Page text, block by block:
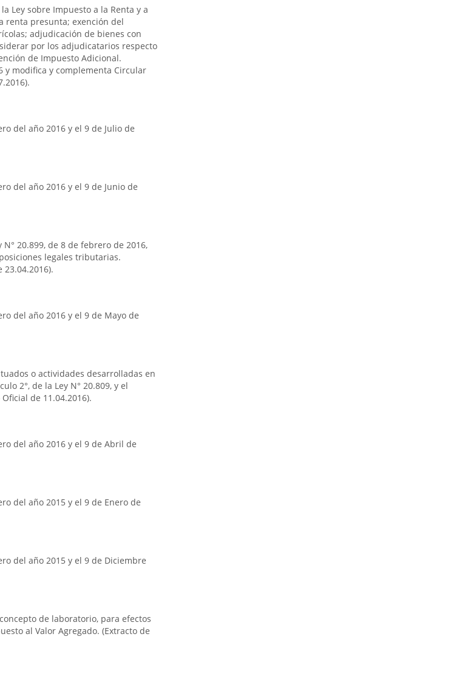
Ley sobre Impuesto a la Renta y a
renta presunta; exención del
adjudicación de bienes con
por los adjudicatarios respecto
de Impuesto Adicional.
y modifica y complementa Circular
del año 2016 y el 9 de Julio de
del año 2016 y el 9 de Junio de
20.899, de 8 de febrero de 2016,
legales tributarias.
del año 2016 y el 9 de Mayo de
o actividades desarrolladas en
2°, de la Ley N° 20.809, y el
de 11.04.2016).
del año 2016 y el 9 de Abril de
del año 2015 y el 9 de Enero de
del año 2015 y el 9 de Diciembre
de laboratorio, para efectos
al Valor Agregado. (Extracto de